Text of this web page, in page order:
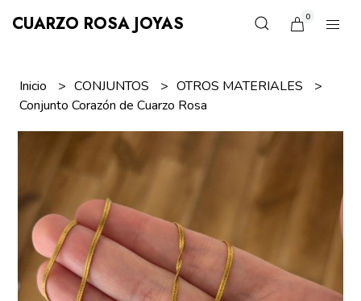
CUARZO ROSA JOYAS 0
Inicio CONJUNTOS
OTROS MATERIALES
Conjunto Corazón de Cuarzo Rosa